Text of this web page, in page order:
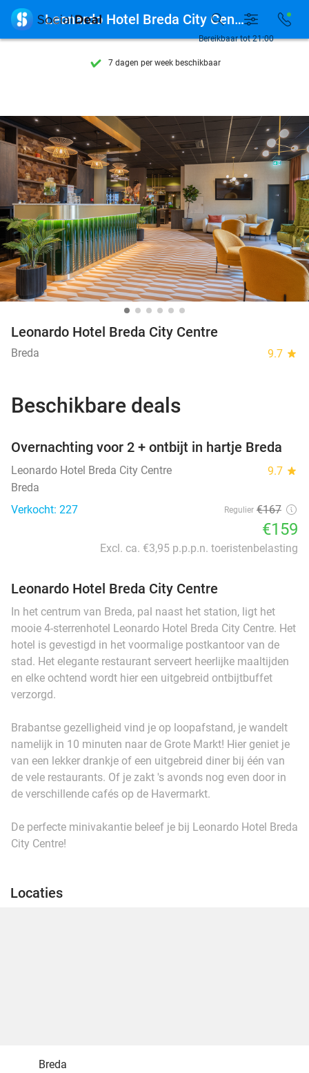
7 dagen per week beschikbaar
10+ miljoen leden
7 dagen per week beschikbaar
10+ miljoen leden
Bereikbaar tot 21:00
 Leonardo Hotel Breda City Centre
Leonardo Hotel Breda City Centre
Breda 9.7 star
Beschikbare deals
Overnachting voor 2 + ontbijt in hartje Breda
Leonardo Hotel Breda City Centre 9.7 star
Breda
Verkocht: 227
Regulier €167
€159
Excl. ca. €3,95 p.p.p.n. toeristenbelasting
Leonardo Hotel Breda City Centre
In het centrum van Breda, pal naast het station, ligt het
mooie 4-sterrenhotel Leonardo Hotel Breda City Centre. Het
hotel is gevestigd in het voormalige postkantoor van de
stad. Het elegante restaurant serveert heerlijke maaltijden
en elke ochtend wordt hier een uitgebreid ontbijtbuffet
verzorgd.
Brabantse gezelligheid vind je op loopafstand, je wandelt
namelijk in 10 minuten naar de Grote Markt! Hier geniet je
van een lekker drankje of een uitgebreid diner bij één van
de vele restaurants. Of je zakt 's avonds nog even door in
de verschillende cafés op de Havermarkt.
De perfecte minivakantie beleef je bij Leonardo Hotel Breda
City Centre!
Locaties
Breda